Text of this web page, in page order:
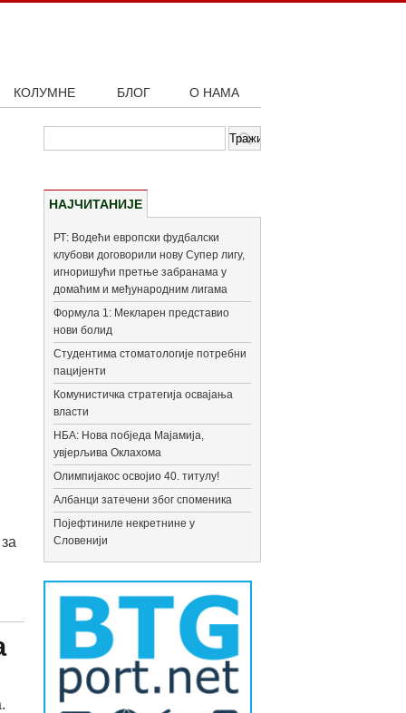
КОЛУМНЕ БЛОГ О НАМА
НАЈЧИТАНИЈЕ
РТ: Водећи европски фудбалски
клубови договорили нову Супер лигу,
игноришући претње забранама у
домаћим и међународним лигама
Формула 1: Мекларен представио
нови болид
Студентима стоматологије потребни
пацијенти
Комунистичка стратегија освајања
власти
НБА: Нова побједа Мајамија,
увјерљива Оклахома
Олимпијакос освојио 40. титулу!
Албанци затечени због споменика
Појефтиниле некретнине у
Словенији